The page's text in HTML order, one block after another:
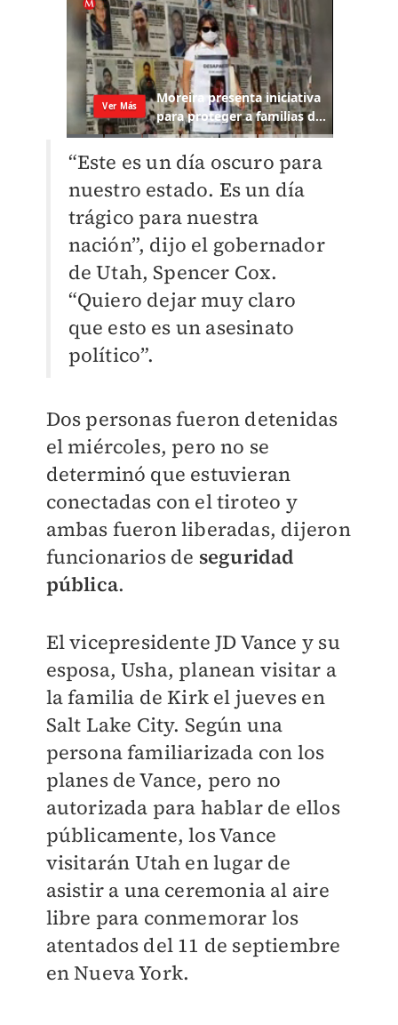
“Este es un día oscuro para
nuestro estado. Es un día
trágico para nuestra
nación”, dijo el gobernador
de Utah, Spencer Cox.
“Quiero dejar muy claro
que esto es un asesinato
político”.
Dos personas fueron detenidas
el miércoles, pero no se
determinó que estuvieran
conectadas con el tiroteo y
ambas fueron liberadas, dijeron
funcionarios de seguridad
pública.
El vicepresidente JD Vance y su
esposa, Usha, planean visitar a
la familia de Kirk el jueves en
Salt Lake City. Según una
persona familiarizada con los
planes de Vance, pero no
autorizada para hablar de ellos
públicamente, los Vance
visitarán Utah en lugar de
asistir a una ceremonia al aire
libre para conmemorar los
atentados del 11 de septiembre
en Nueva York.